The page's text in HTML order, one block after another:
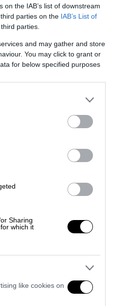
the IAB’s list of downstream
parties on the IAB’s List of
parties.
and may gather and store
You may click to grant or
for below specified purposes
Sharing
which it
like cookies on
την
στην
την
του
με
και